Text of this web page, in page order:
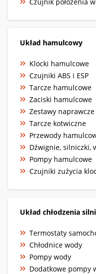
Układ hamulcowy
Klocki hamulcowe
Czujniki ABS i ESP
Tarcze hamulcowe
Zaciski hamulcowe
Zestawy
Tarcze kotwiczne
Przewody
Dźwignie, silniczki,
Pompy hamulcowe
Czujniki zużycia
Układ chłodzenia
Termostaty
Chłodnice wody
Pompy wody
Dodatkowe pompy